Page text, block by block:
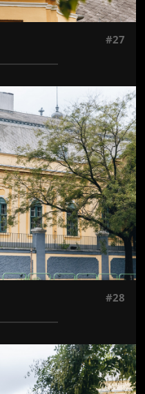
#27
#28
kép!